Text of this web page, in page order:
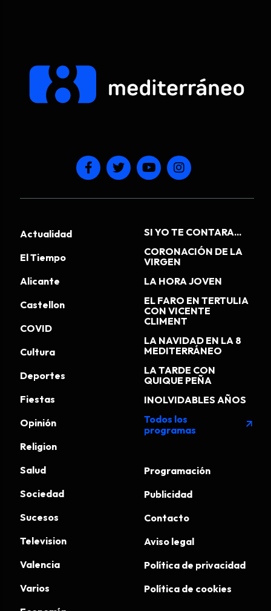
Actualidad
El Tiempo
Alicante
Castellon
COVID
Cultura
Deportes
Fiestas
Opinión
Religion
Salud
Sociedad
Sucesos
Television
Valencia
Varios
SI YO TE CONTARA...
CORONACIÓN DE LA
VIRGEN
LA HORA JOVEN
EL FARO EN TERTULIA
CON VICENTE
CLIMENT
LA NAVIDAD EN LA 8
MEDITERRÁNEO
LA TARDE CON
QUIQUE PEÑA
INOLVIDABLES AÑOS
Todos los
programas
arrow_outward
Programación
Publicidad
Contacto
Aviso legal
Política de privacidad
Política de cookies